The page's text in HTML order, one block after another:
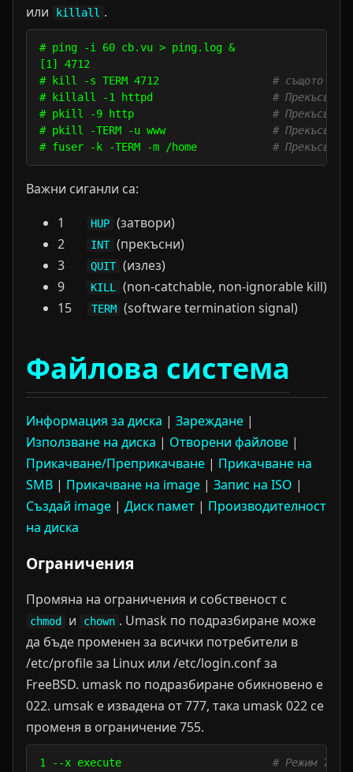
или killall .
# ping -i 60 cb.vu > ping.log &
[1] 4712
# kill -s TERM 4712 # същото
# killall -1 httpd #
# pkill -9 http # Прекъсва
# pkill -TERM -u www # Прекъсва
# fuser -k -TERM -m /home # Прекъсва
Важни сиганли са:
1
HUP (затвори)
2
INT (прекъсни)
3
QUIT (излез)
9
KILL
(non-catchable, non-ignorable kill)
15
TERM (software termination signal)
Файлова система
Информация за диска | Зареждане |
Използване на диска | Отворени файлове |
Прикачване/Преприкачване | Прикачване на
SMB | Прикачване на image | Запис на ISO |
Създай image | Диск памет | Производителност
на диска
Ограничения
Промяна на ограничения и собственост с
chmod и chown . Umask по подразбиране може
да бъде променен за всички потребители в
/etc/profile за Linux или /etc/login.conf за
FreeBSD. umask по подразбиране обикновено е
022. umsak е извадена от 777, така umask 022 се
променя в ограничение 755.
1 --x execute # Режим